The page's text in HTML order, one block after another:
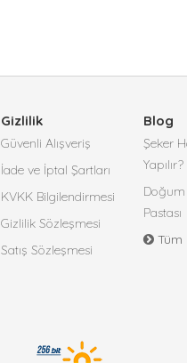
Gizlilik
Güvenli Alışveriş
İade ve İptal Şartları
KVKK Bilgilendirmesi
Gizlilik Sözleşmesi
Satış Sözleşmesi
Blog
Şeker
Yapılır?
Pastası
Tüm